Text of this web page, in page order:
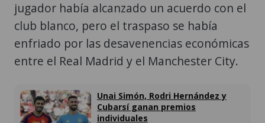
jugador había alcanzado un acuerdo con el
club blanco, pero el traspaso se había
enfriado por las desavenencias económicas
entre el Real Madrid y el Manchester City.
Unai Simón, Rodri Hernández y
Cubarsí ganan premios
individuales